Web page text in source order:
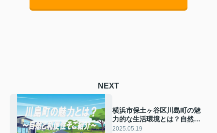
NEXT
横浜市保土ヶ谷区川島町の魅
力的な生活環境とは？自然と
利便性をご紹介
2025.05.19